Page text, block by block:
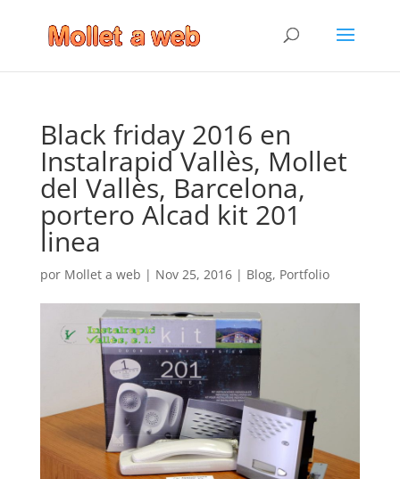
Black friday 2016 en
Instalrapid Vallès, Mollet
del Vallès, Barcelona,
portero Alcad kit 201
linea
por Mollet a web | Nov 25, 2016| Blog, Portfolio